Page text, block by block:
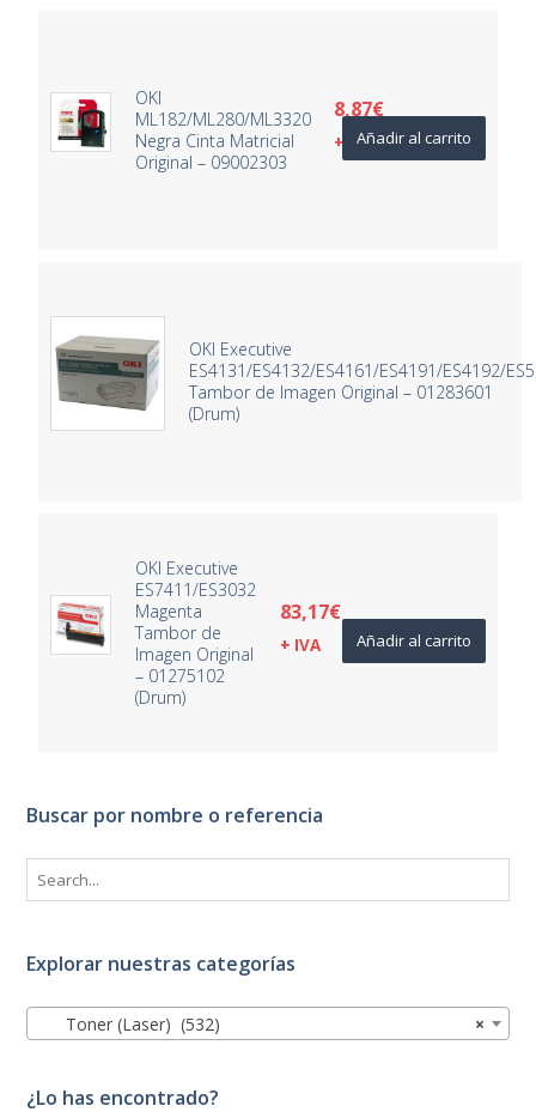
OKI
ML182/ML280/ML3320
Negra Cinta Matricial
Original – 09002303
8,87€
+ IVAAñadir al carrito
OKI Executive
ES4131/ES4132/ES4161/ES4191/ES4192/
Tambor de Imagen Original – 01283601
(Drum)
OKI Executive
ES7411/ES3032
Magenta
Tambor de
Imagen Original
– 01275102
(Drum)
83,17€
+ IVA Añadir al carrito
Buscar por nombre o referencia
Explorar nuestras categorías
×
Toner (Laser) (532)
¿Lo has encontrado?